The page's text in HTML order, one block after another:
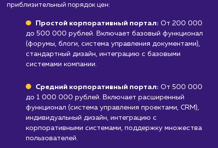
обновление корпоративного портала могут
потребовать значительных технических
ресурсов и специалистов.
Узнать почему
Стоимость разработки